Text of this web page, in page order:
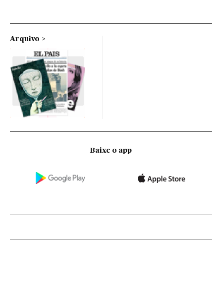
Arquivo
Baixe o app